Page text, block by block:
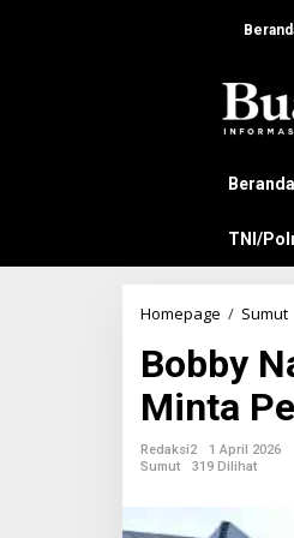
e
Beranda
TNI/
Homepage / Sumut
y
Bobby
Minta
Redaksi2
1 April 2026
Sumut
319 Dilihat